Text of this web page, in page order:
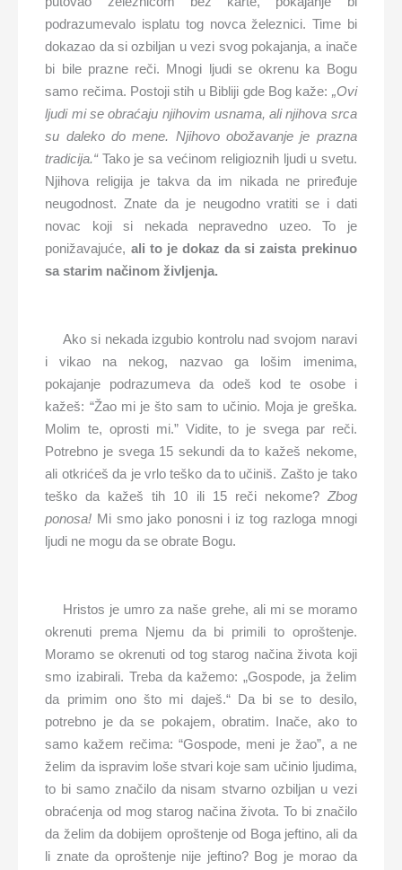
podrazumevalo isplatu tog novca železnici. Time bi
dokazao da si ozbiljan u vezi svog pokajanja, a inače
bi bile prazne reči. Mnogi ljudi se okrenu ka Bogu
samo rečima. Postoji stih u Bibliji gde Bog kaže: „Ovi
ljudi mi se obraćaju njihovim usnama, ali njihova srca
su daleko do mene. Njihovo obožavanje je prazna
tradicija.“Tako je sa većinom religioznih ljudi u svetu.
Njihova religija je takva da im nikada ne priređuje
neugodnost. Znate da je neugodno vratiti se i dati
novac koji si nekada nepravedno uzeo. To je
ponižavajuće, ali to je dokaz da si zaista prekinuo
sa starim načinom življenja.
Ako si nekada izgubio kontrolu nad svojom naravi
i vikao na nekog, nazvao ga lošim imenima,
pokajanje podrazumeva da odeš kod te osobe i
kažeš: “Žao mi je što sam to učinio. Moja je greška.
Molim te, oprosti mi.” Vidite, to je svega par reči.
Potrebno je svega 15 sekundi da to kažeš nekome,
ali otkrićeš da je vrlo teško da to učiniš. Zašto je tako
teško da kažeš tih 10 ili 15 reči nekome? Zbog
ponosa! Mi smo jako ponosni i iz tog razloga mnogi
ljudi ne mogu da se obrate Bogu.
Hristos je umro za naše grehe, ali mi se moramo
okrenuti prema Njemu da bi primili to oproštenje.
Moramo se okrenuti od tog starog načina života koji
smo izabirali. Treba da kažemo: „Gospode, ja želim
da primim ono što mi daješ.“ Da bi se to desilo,
potrebno je da se pokajem, obratim. Inače, ako to
samo kažem rečima: “Gospode, meni je žao”, a ne
želim da ispravim loše stvari koje sam učinio ljudima,
to bi samo značilo da nisam stvarno ozbiljan u vezi
obraćenja od mog starog načina života. To bi značilo
da želim da dobijem oproštenje od Boga jeftino, ali da
li znate da oproštenje nije jeftino? Bog je morao da